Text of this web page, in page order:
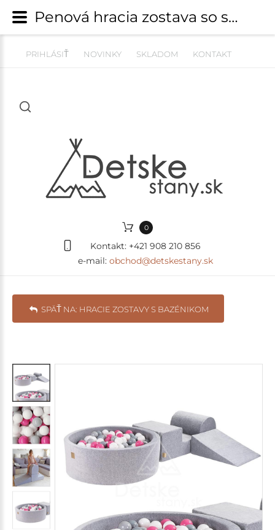
PRIHLÁSIŤ NOVINKY SKLADOM KONTAKT
0
Kontakt: +421 908 210 856
e-mail: obchod@detskestany.sk
SPÄŤ NA: HRACIE ZOSTAVY S BAZÉNIKOM
Penová hracia zostava so suchým bazénom MeowBaby® model 1036 (grey) s guličkami 200 ks | Hracie zostavy s bazénikom | detskestany.sk